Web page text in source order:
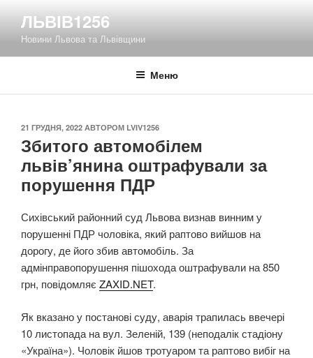
вмісту
ЛЬВІВ1256
Новини Львова та Львівщини
Меню
ОПУБЛІКОВАНО
21 ГРУДНЯ, 2022 АВТОРОМ LVIV1256
Збитого автомобілем
львів’янина оштрафували за
порушення ПДР
Сихівський районний суд Львова визнав винним у
порушенні ПДР чоловіка, який раптово вийшов на
дорогу, де його збив автомобіль. За
адмінправопорушення пішохода оштрафували на 850
грн, повідомляє ZAXID.NET.
Як вказано у постанові суду, аварія трапилась ввечері
10 листопада на вул. Зеленій, 139 (неподалік стадіону
«Україна»). Чоловік йшов тротуаром та раптово вибіг на